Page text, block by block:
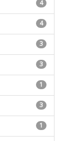
4
4
3
3
1
3
1